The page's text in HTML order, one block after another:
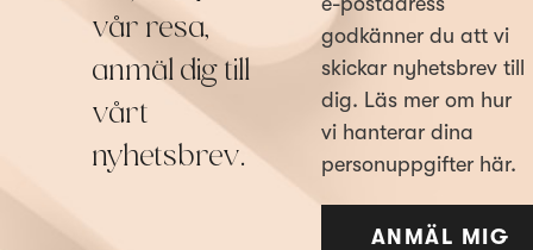
vår resa,
anmäl dig till
vårt
nyhetsbrev.
godkänner du att vi
skickar nyhetsbrev till
dig. Läs mer om hur
vi hanterar dina
personuppgifter här.
ANMÄL MIG